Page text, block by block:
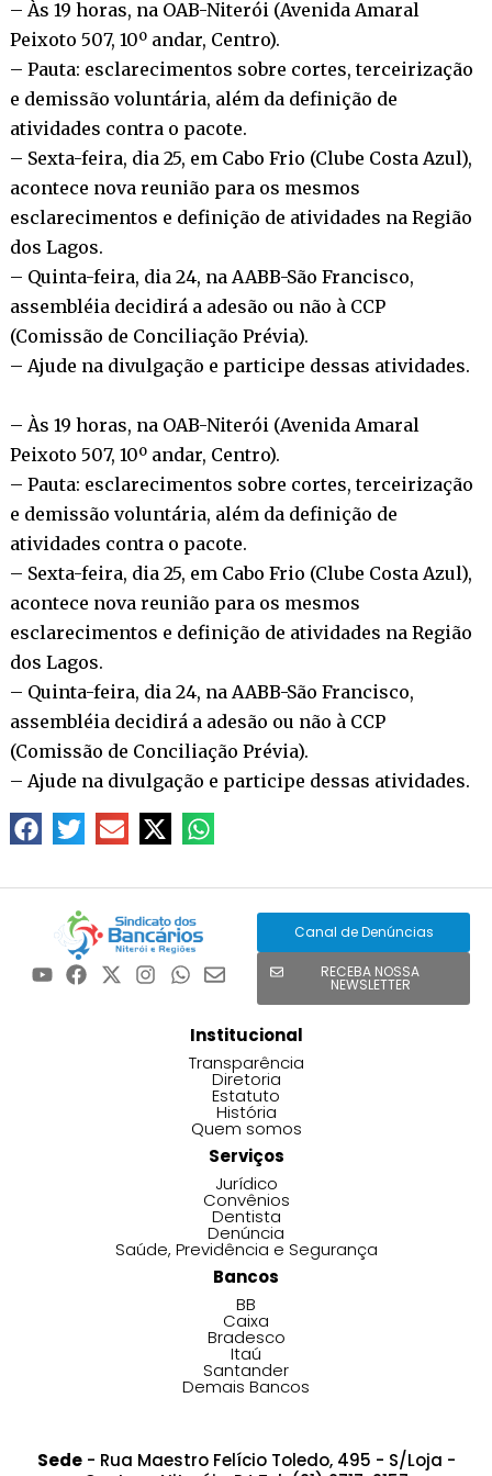
– Às 19 horas, na OAB-Niterói (Avenida Amaral
Peixoto 507, 10º andar, Centro).
– Pauta: esclarecimentos sobre cortes, terceirização
e demissão voluntária, além da definição de
atividades contra o pacote.
– Sexta-feira, dia 25, em Cabo Frio (Clube Costa Azul),
acontece nova reunião para os mesmos
esclarecimentos e definição de atividades na Região
dos Lagos.
– Quinta-feira, dia 24, na AABB-São Francisco,
assembléia decidirá a adesão ou não à CCP
(Comissão de Conciliação Prévia).
– Ajude na divulgação e participe dessas atividades.
– Às 19 horas, na OAB-Niterói (Avenida Amaral
Peixoto 507, 10º andar, Centro).
– Pauta: esclarecimentos sobre cortes, terceirização
e demissão voluntária, além da definição de
atividades contra o pacote.
– Sexta-feira, dia 25, em Cabo Frio (Clube Costa Azul),
acontece nova reunião para os mesmos
esclarecimentos e definição de atividades na Região
dos Lagos.
– Quinta-feira, dia 24, na AABB-São Francisco,
assembléia decidirá a adesão ou não à CCP
(Comissão de Conciliação Prévia).
– Ajude na divulgação e participe dessas atividades.
Canal de Denúncias
RECEBA NOSSA
NEWSLETTER
Institucional
Transparência
Diretoria
Estatuto
História
Quem somos
Serviços
Jurídico
Convênios
Dentista
Denúncia
Saúde, Previdência e Segurança
Bancos
BB
Caixa
Bradesco
Itaú
Santander
Demais Bancos
Sede- Rua Maestro Felício Toledo, 495 - S/Loja -